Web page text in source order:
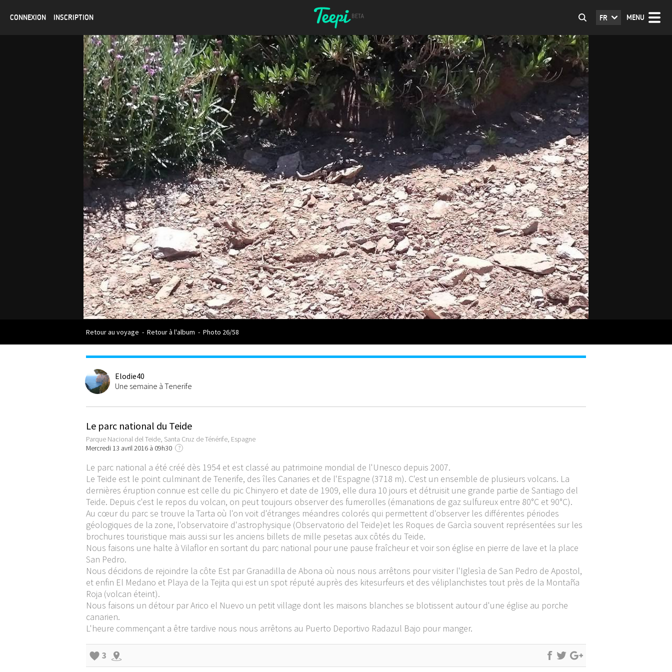
CONNEXION INSCRIPTION MENU
FR
Retour au voyage - Retour à l'album - Photo 26/58
Elodie40
Une semaine à Tenerife
Le parc national du Teide
Parque Nacional del Teide, Santa Cruz de Ténérife, Espagne
Mercredi 13 avril 2016 à 09h30
?
Le parc national a été créé dès 1954 et est classé au patrimoine mondial de l'Unesco depuis 2007.
Le Teide est le point culminant de Tenerife, des îles Canaries et de l'Espagne (3718 m). C'est un ensemble de plusieurs volcans. La
dernières éruption connue est celle du pic Chinyero et date de 1909, elle dura 10 jours et détruisit une grande partie de Santiago del
Teide. Depuis c'est le repos du volcan, on peut toujours observer des fumerolles (émanations de gaz sulfureux entre 80°C et 90°C).
Au cœur du parc se trouve la Tarta où l'on voit d'étranges méandres colorés qui permettent d'observer les différentes périodes
géologiques de la zone, l'observatoire d'astrophysique (Observatorio del Teide)et les Roques de Garcìa souvent représentées sur les
brochures touristique mais aussi sur les anciens billets de mille pesetas aux côtés du Teide.
Nous faisons une halte à Vilaflor en sortant du parc national pour une pause fraîcheur et voir son église en pierre de lave et la place
San Pedro.
Nous décidons de rejoindre la côte Est par Granadilla de Abona où nous nous arrêtons pour visiter l'Iglesìa de San Pedro de Apostol,
et enfin El Medano et Playa de la Tejita qui est un spot réputé auprès des kitesurfeurs et des véliplanchistes tout près de la Montaña
Roja (volcan éteint).
Nous faisons un détour par Arico el Nuevo un petit village dont les maisons blanches se blotissent autour d'une église au porche
canarien.
L'heure commençant a être tardive nous nous arrêtons au Puerto Deportivo Radazul Bajo pour manger.
3